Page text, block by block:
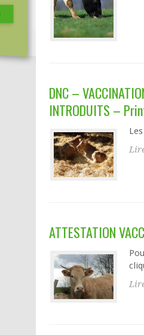
DNC –
INTRODUITS –
ATTESTATION